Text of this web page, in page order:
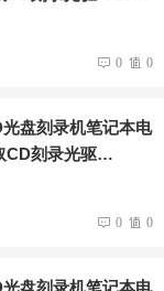
即插即用
0 0
盘刻录机笔记本电
CD刻录光驱
电）双接口 即插
0 0
盘刻录机笔记本电